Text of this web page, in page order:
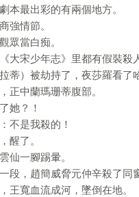
本最出彩的有兩個地方。
強情節。
眾當白痴。
大宋少年志》里都有假裝殺
蒂）被劫持了，夜莎羅看了
正中蘭瑪珊蒂腹部。
她？！
不是我殺的！
醒了。
仙一腳踢暈。
段，趙簡威脅元仲辛殺了同
王寬血流成河，墜倒在地。